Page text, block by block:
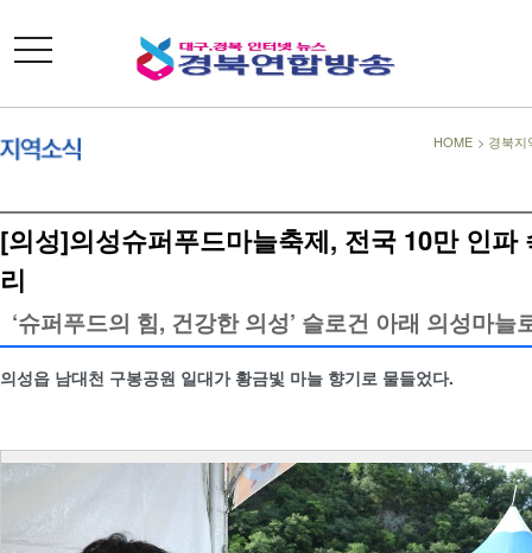
toggle
navigation
HOME > 경북지
[의성]의성슈퍼푸드마늘축제, 전국 10만 인파
리
‘슈퍼푸드의 힘, 건강한 의성’ 슬로건 아래 의성마늘
의성읍 남대천 구봉공원 일대가 황금빛 마늘 향기로 물들었다.